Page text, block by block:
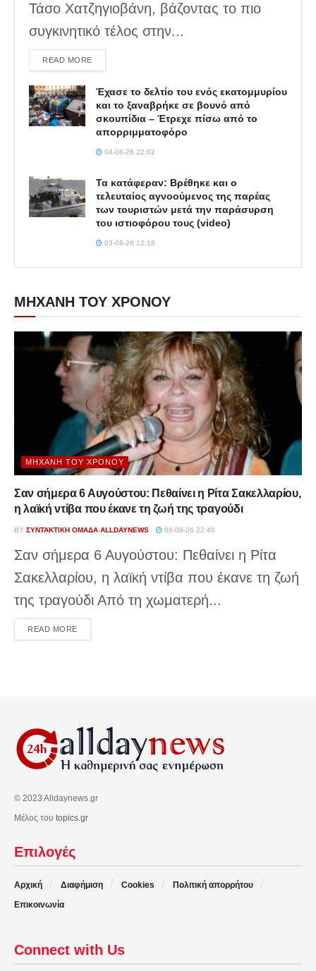
Τάσο Χατζηγιοβάνη, βάζοντας το πιο
συγκινητικό τέλος στην...
READ MOREDETAILS
Έχασε το δελτίο του ενός εκατομμυρίου
και το ξαναβρήκε σε βουνό από
σκουπίδια – Έτρεχε πίσω από το
απορριμματοφόρο
04-08-26 22:02
Τα κατάφεραν: Βρέθηκε και ο
τελευταίος αγνοούμενος της παρέας
των τουριστών μετά την παράσυρση
του ιστιοφόρου τους (video)
03-08-26 12:18
ΜΗΧΑΝΗ ΤΟΥ ΧΡΟΝΟΥ
ΜΗΧΑΝΉ ΤΟΥ ΧΡΌΝΟΥ
Σαν σήμερα 6 Αυγούστου: Πεθαίνει η Ρίτα Σακελλαρίου,
η λαϊκή ντίβα που έκανε τη ζωή της τραγούδι
BY ΣΥΝΤΑΚΤΙΚΉ ΟΜΆΔΑ ALLDAYNEWS 06-08-26 22:40
Σαν σήμερα 6 Αυγούστου: Πεθαίνει η Ρίτα
Σακελλαρίου, η λαϊκή ντίβα που έκανε τη ζωή
της τραγούδι Από τη χωματερή...
READ MOREDETAILS
© 2023 Alldaynews.gr
Μέλος του topics.gr
Επιλογές
Αρχική Διαφήμιση Cookies
Πολιτική απορρήτου
Επικοινωνία
Connect with Us